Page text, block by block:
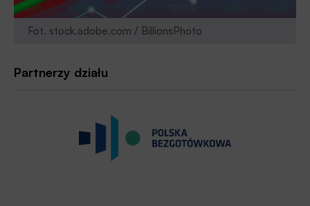
Fot. stock.adobe.com / BillionsPhoto
Partnerzy działu